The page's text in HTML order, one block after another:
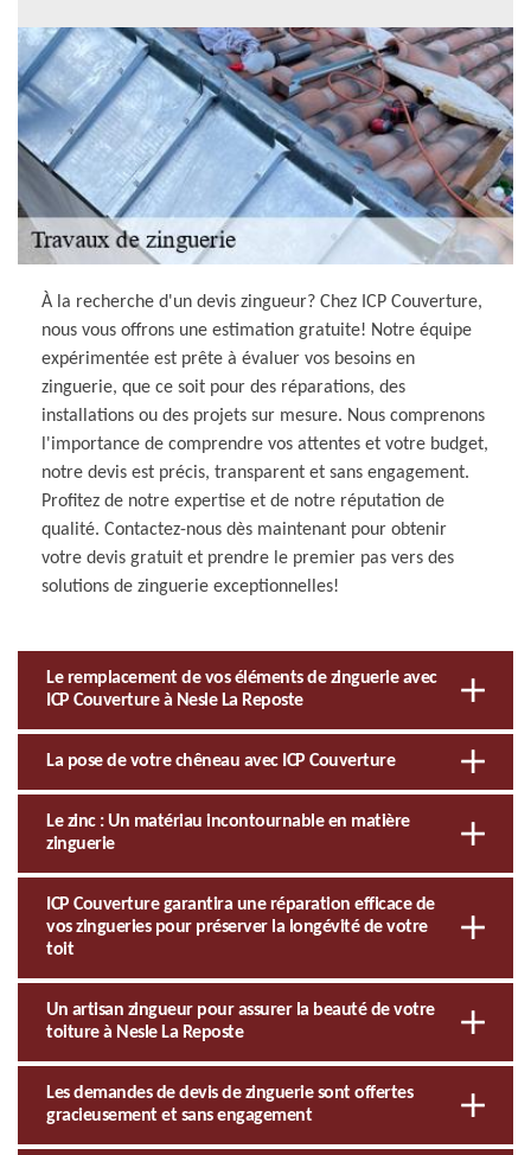
À la recherche d'un devis zingueur? Chez ICP Couverture,
nous vous offrons une estimation gratuite! Notre équipe
expérimentée est prête à évaluer vos besoins en
zinguerie, que ce soit pour des réparations, des
installations ou des projets sur mesure. Nous comprenons
l'importance de comprendre vos attentes et votre budget,
notre devis est précis, transparent et sans engagement.
Profitez de notre expertise et de notre réputation de
qualité. Contactez-nous dès maintenant pour obtenir
votre devis gratuit et prendre le premier pas vers des
solutions de zinguerie exceptionnelles!
Le remplacement de vos éléments de zinguerie avec
ICP Couverture à Nesle La Reposte
La pose de votre chêneau avec ICP Couverture
Le zinc : Un matériau incontournable en matière
zinguerie
ICP Couverture garantira une réparation efficace de
vos zingueries pour préserver la longévité de votre
toit
Un artisan zingueur pour assurer la beauté de votre
toiture à Nesle La Reposte
Les demandes de devis de zinguerie sont offertes
gracieusement et sans engagement